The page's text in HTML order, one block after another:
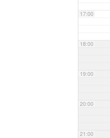
17:00
18:00
19:00
20:00
21:00